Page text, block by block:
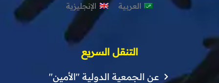
العربية الإنجليزية
التنقل السريع
عن الجمعية الدولية "الأمين"